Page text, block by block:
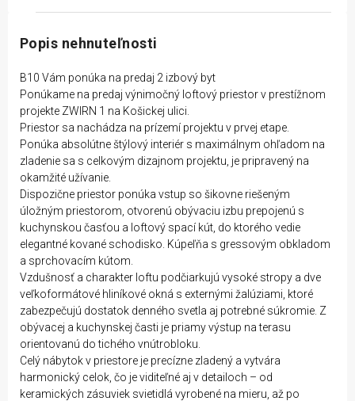
Popis nehnuteľnosti
B10 Vám ponúka na predaj 2 izbový byt
Ponúkame na predaj výnimočný loftový priestor v prestížnom
projekte ZWIRN 1 na Košickej ulici.
Priestor sa nachádza na prízemí projektu v prvej etape.
Ponúka absolútne štýlový interiér s maximálnym ohľadom na
zladenie sa s celkovým dizajnom projektu, je pripravený na
okamžité užívanie.
Dispozične priestor ponúka vstup so šikovne riešeným
úložným priestorom, otvorenú obývaciu izbu prepojenú s
kuchynskou časťou a loftový spací kút, do ktorého vedie
elegantné kované schodisko. Kúpeľňa s gressovým obkladom
a sprchovacím kútom.
Vzdušnosť a charakter loftu podčiarkujú vysoké stropy a dve
veľkoformátové hliníkové okná s externými žalúziami, ktoré
zabezpečujú dostatok denného svetla aj potrebné súkromie. Z
obývacej a kuchynskej časti je priamy výstup na terasu
orientovanú do tichého vnútrobloku.
Celý nábytok v priestore je precízne zladený a vytvára
harmonický celok, čo je viditeľné aj v detailoch – od
keramických zásuviek svietidlá vyrobené na mieru, až po